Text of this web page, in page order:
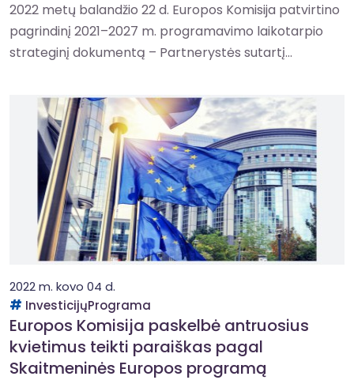
2022 metų balandžio 22 d. Europos Komisija patvirtino
pagrindinį 2021–2027 m. programavimo laikotarpio
strateginį dokumentą – Partnerystės sutartį...
2022 m. kovo 04 d.
InvesticijųPrograma
Europos Komisija paskelbė antruosius
kvietimus teikti paraiškas pagal
Skaitmeninės Europos programą